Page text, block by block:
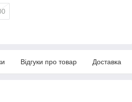
Відгуки про товар Доставка